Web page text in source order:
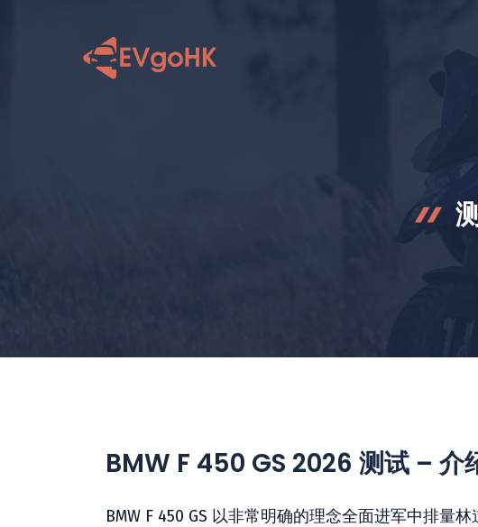
BMW F 450 GS 2026 测试 – 介
BMW F 450 GS 以非常明确的理念全面进军中排量